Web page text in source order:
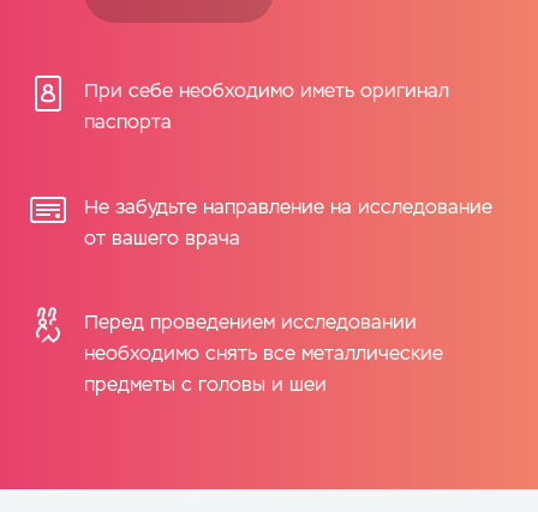
При себе необходимо иметь оригинал
паспорта
Не забудьте направление на исследование
от вашего врача
Перед проведением исследовании
необходимо снять все металлические
предметы с головы и шеи